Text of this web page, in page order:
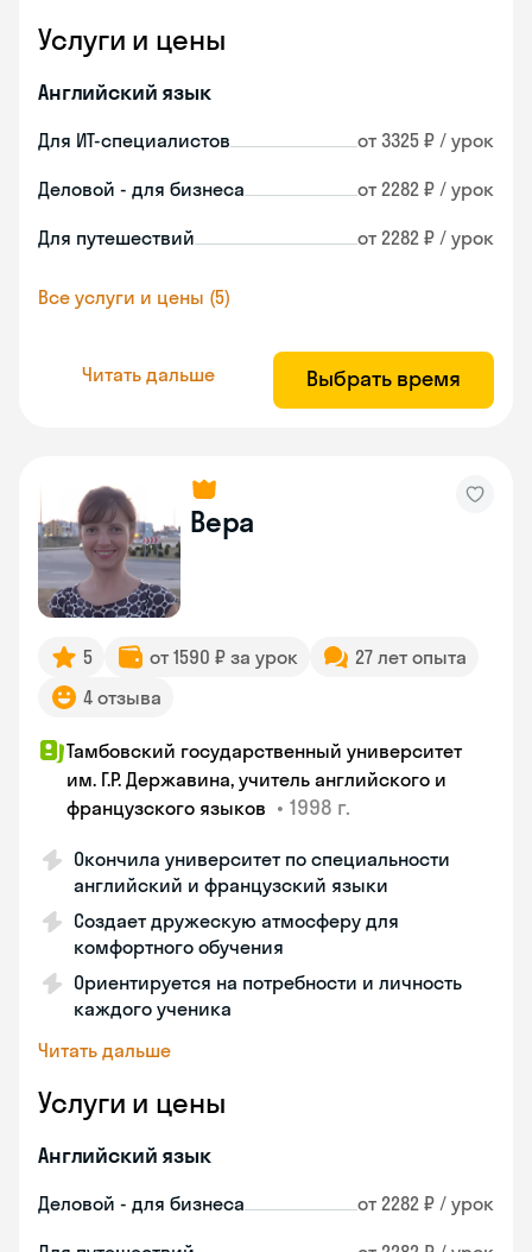
Услуги и цены
Английский язык
Для ИТ-специалистов от 3325 ₽ / урок
Деловой - для бизнеса от 2282 ₽ / урок
Для путешествий от 2282 ₽ / урок
Все услуги и цены (5)
Читать дальше Выбрать время
Вера
5 от 1590 ₽ за урок
27 лет опыта
4 отзыва
Тамбовский государственный университет
им. Г.Р. Державина, учитель английского и
французского языков • 1998 г.
Окончила университет по специальности
английский и французский языки
Создает дружескую атмосферу для
комфортного обучения
Ориентируется на потребности и личность
каждого ученика
Читать дальше
Услуги и цены
Английский язык
Деловой - для бизнеса от 2282 ₽ / урок